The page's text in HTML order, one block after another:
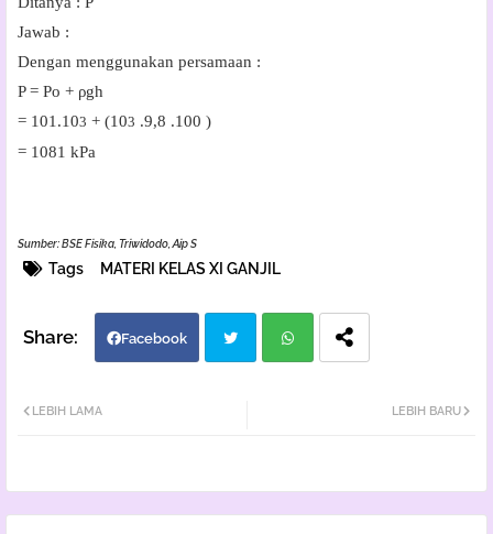
Jawab :
Dengan menggunakan persamaan :
P= Po + ρgh
= 101.103 + (103 .9,8 .100 )
= 1081 kPa
Sumber: BSE Fisika, Triwidodo, Aip S
Tags MATERI KELAS XI GANJIL
Facebook
pp
LEBIH BARU
LEBIH LAMA